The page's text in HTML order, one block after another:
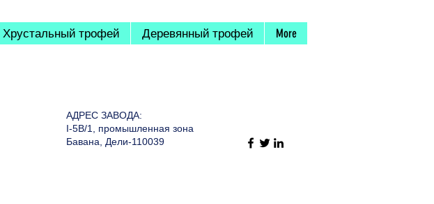
Хрустальный трофей Деревянный трофей More
АДРЕС ЗАВОДА:
I-5B/1, промышленная зона
Бавана, Дели-110039